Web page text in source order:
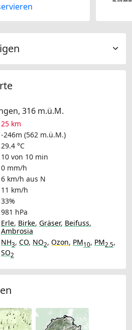
316 m.ü.M.
25 km
-246m (562 m.ü.M.)
29.4 °C
10 von 10 min
0 mm/h
6 km/h aus N
11 km/h
33%
981 hPa
Erle, Birke, Gräser, Beifuss,
Ambrosia
NH3, CO, NO2, Ozon, PM10, PM2.5,
SO2